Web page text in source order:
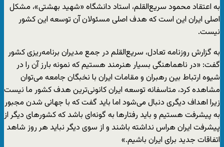
به اعتقاد محمود سریع‌القلم، استاد دانشگاه «شهید بهشتی»، مشکل
اصلی ایران این است که هدف اصلی مسئولان آن توسعه این کشور
نیست.
به گزارش روزنامه تعادل، سریع‌القلم در جمع مدیران برنامه‌ریزی کشور
گفت: «در ناهماهنگی بسیار هنرمند هستیم که نمونه بارز آن را در
شیوه ارتباط بین رهبران و مقامات ایران با نخبگان جامعه می‌توان
مشاهده کرد، متاسفانه توسعه ایران کانونی‌ترین هدف کشور ما نیست
زیرا اهداف دیگری دنبال می‌شود اما باید گفت که با جهانی شدن مجبور
به پیشرفت هستیم و باید رفتارها به گونه‌ای باشد که کشورهای دیگر از
پیشرفت ایران هراس نداشته باشند و از سوی دیگر نباید هر روز شاهد
اتفاقات جدید برای ایران باشیم.»